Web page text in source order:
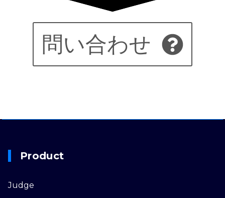
問い合わせ
Product
Judge